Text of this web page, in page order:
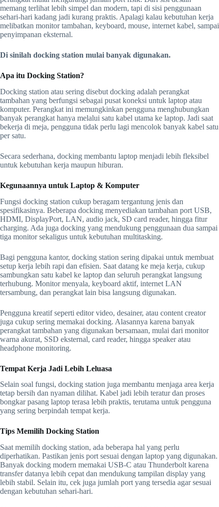
memang terlihat lebih simpel dan modern, tapi di sisi penggunaan
sehari-hari kadang jadi kurang praktis. Apalagi kalau kebutuhan kerja
melibatkan monitor tambahan, keyboard, mouse, internet kabel, sampai
penyimpanan eksternal.
Di sinilah docking station mulai banyak digunakan.
Apa itu Docking Station?
Docking station atau sering disebut docking adalah perangkat
tambahan yang berfungsi sebagai pusat koneksi untuk laptop atau
komputer. Perangkat ini memungkinkan pengguna menghubungkan
banyak perangkat hanya melalui satu kabel utama ke laptop. Jadi saat
bekerja di meja, pengguna tidak perlu lagi mencolok banyak kabel satu
per satu.
Secara sederhana, docking membantu laptop menjadi lebih fleksibel
untuk kebutuhan kerja maupun hiburan.
Kegunaannya untuk Laptop & Komputer
Fungsi docking station cukup beragam tergantung jenis dan
spesifikasinya. Beberapa docking menyediakan tambahan port USB,
HDMI, DisplayPort, LAN, audio jack, SD card reader, hingga fitur
charging. Ada juga docking yang mendukung penggunaan dua sampai
tiga monitor sekaligus untuk kebutuhan multitasking.
Bagi pengguna kantor, docking station sering dipakai untuk membuat
setup kerja lebih rapi dan efisien. Saat datang ke meja kerja, cukup
sambungkan satu kabel ke laptop dan seluruh perangkat langsung
terhubung. Monitor menyala, keyboard aktif, internet LAN
tersambung, dan perangkat lain bisa langsung digunakan.
Pengguna kreatif seperti editor video, desainer, atau content creator
juga cukup sering memakai docking. Alasannya karena banyak
perangkat tambahan yang digunakan bersamaan, mulai dari monitor
warna akurat, SSD eksternal, card reader, hingga speaker atau
headphone monitoring.
Tempat Kerja Jadi Lebih Leluasa
Selain soal fungsi, docking station juga membantu menjaga area kerja
tetap bersih dan nyaman dilihat. Kabel jadi lebih teratur dan proses
bongkar pasang laptop terasa lebih praktis, terutama untuk pengguna
yang sering berpindah tempat kerja.
Tips Memilih Docking Station
Saat memilih docking station, ada beberapa hal yang perlu
diperhatikan. Pastikan jenis port sesuai dengan laptop yang digunakan.
Banyak docking modern memakai USB-C atau Thunderbolt karena
transfer datanya lebih cepat dan mendukung tampilan display yang
lebih stabil. Selain itu, cek juga jumlah port yang tersedia agar sesuai
dengan kebutuhan sehari-hari.